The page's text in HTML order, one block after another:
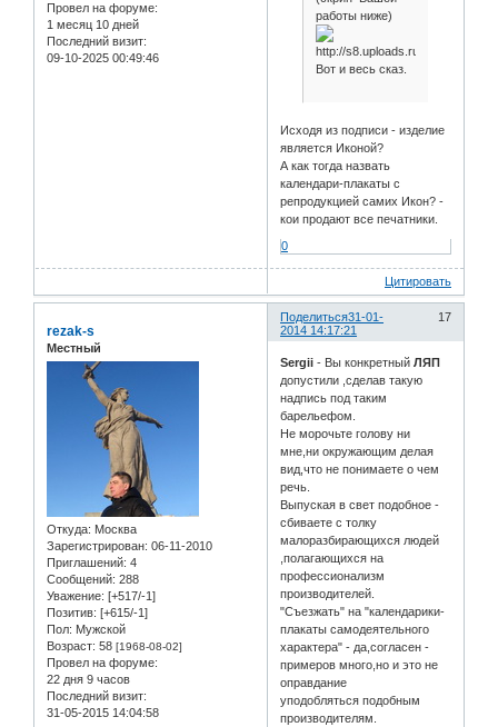
Провел на форуме:
1 месяц 10 дней
Последний визит:
09-10-2025 00:49:46
работы ниже)
Вот и весь сказ.
Исходя из подписи - изделие
является Иконой?
А как тогда назвать
календари-плакаты с
репродукцией самих Икон? -
кои продают все печатники.
0
Цитировать
Поделиться 17
31-01-
2014 14:17:21
rezak-s
Местный
Откуда: Москва
Зарегистрирован: 06-11-2010
Приглашений: 4
Сообщений: 288
Уважение: [+517/-1]
Позитив: [+615/-1]
Пол: Мужской
Возраст: 58 [1968-08-02]
Провел на форуме:
22 дня 9 часов
Последний визит:
31-05-2015 14:04:58
Sergii - Вы конкретныйЛЯП
допустили ,сделав такую
надпись под таким
барельефом.
Не морочьте голову ни
мне,ни окружающим делая
вид,что не понимаете о чем
речь.
Выпуская в свет подобное -
сбиваете с толку
малоразбирающихся людей
,полагающихся на
профессионализм
производителей.
"Съезжать" на "календарики-
плакаты самодеятельного
характера" - да,согласен -
примеров много,но и это не
оправдание
уподобляться подобным
производителям.